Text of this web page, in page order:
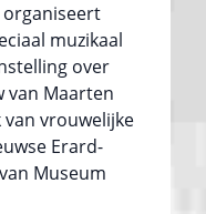
organiseert
muzikaal
over
van Maarten
vrouwelijke
Erard-
Museum